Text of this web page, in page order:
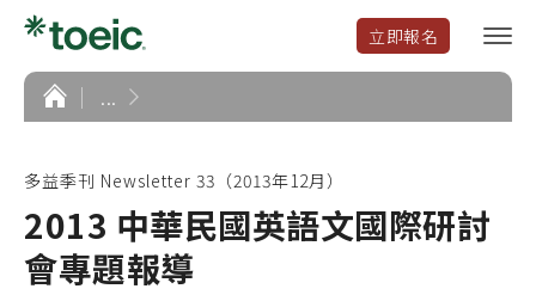
立即報名
選
單
首
頁
...
多益季刊 Newsletter 33（2013年12月）
2013 中華民國英語文國際研討
會專題報導